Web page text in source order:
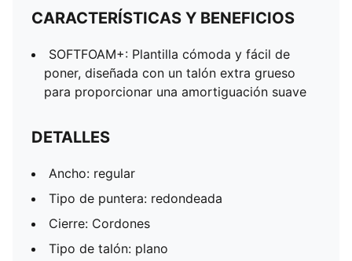
CARACTERÍSTICAS Y BENEFICIOS
SOFTFOAM+: Plantilla cómoda y fácil de
poner, diseñada con un talón extra grueso
para proporcionar una amortiguación suave
DETALLES
Ancho: regular
Tipo de puntera: redondeada
Cierre: Cordones
Tipo de talón: plano